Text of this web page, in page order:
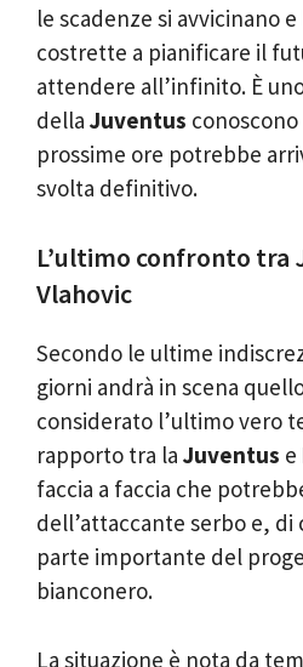
le scadenze si avvicinano
costrette a pianificare il
attendere all’infinito. È
della Juventus
prossime ore potrebbe
svolta definitivo.
L’ultimo confronto tra
Vlahovic
Secondo le ultime
giorni andrà in scena
considerato l’ultimo vero
rapporto tra la Juventus e
faccia a faccia che
dell’attaccante serbo e, di
parte importante del
bianconero.
La situazione è nota da